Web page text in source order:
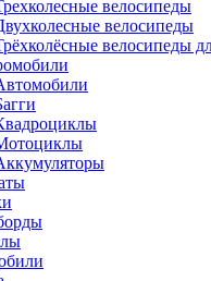
велосипеды
велосипеды
велосипеды